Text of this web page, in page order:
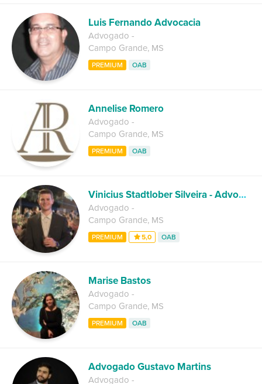
Luis Fernando Advocacia
Advogado -
Campo Grande, MS
PREMIUM OAB
Annelise Romero
Advogado -
Campo Grande, MS
PREMIUM OAB
Vinicius Stadtlober Silveira - Advogado
Advogado -
Campo Grande, MS
PREMIUM 5,0 OAB
Marise Bastos
Advogado -
Campo Grande, MS
PREMIUM OAB
Advogado Gustavo Martins
Advogado -